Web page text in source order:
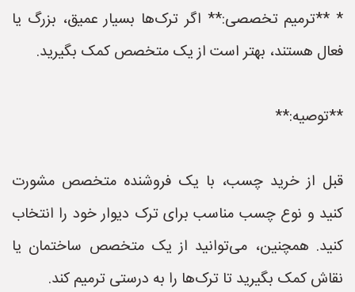
* **ترمیم تخصصی:** اگر ترک‌ها بسیار عمیق، بزرگ یا
فعال هستند، بهتر است از یک متخصص کمک بگیرید.
**توصیه:**
قبل از خرید چسب، با یک فروشنده متخصص مشورت
کنید و نوع چسب مناسب برای ترک دیوار خود را انتخاب
کنید. همچنین، می‌توانید از یک متخصص ساختمان یا
نقاش کمک بگیرید تا ترک‌ها را به درستی ترمیم کند.